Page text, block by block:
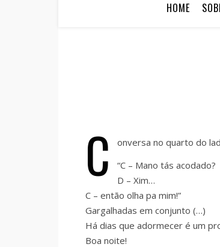
HOME
C
onversa no quarto do
“C – Mano tás acodado?
D – Xim…
C – então olha pa mim!”
Gargalhadas em conjunto (…)
Há dias que adormecer é um
Boa noite!